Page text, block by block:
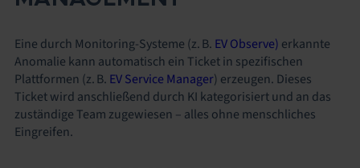
Eine durch Monitoring-Systeme (z. B. EV Observe) erkannte
Anomalie kann automatisch ein Ticket in spezifischen
Plattformen (z. B. EV Service Manager) erzeugen. Dieses
Ticket wird anschließend durch KI kategorisiert und an das
zuständige Team zugewiesen – alles ohne menschliches
Eingreifen.